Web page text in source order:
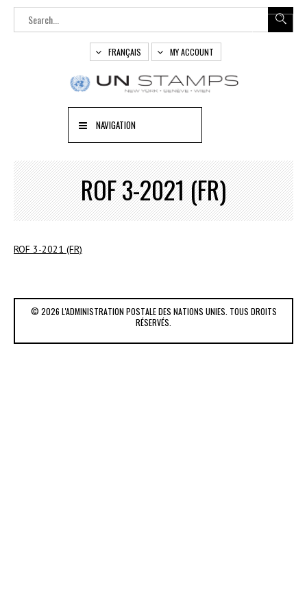
FRANÇAIS MY ACCOUNT
NAVIGATION
ROF 3-2021 (FR)
ROF 3-2021 (FR)
© 2026 L'ADMINISTRATION POSTALE DES NATIONS UNIES. TOUS DROITS
RÉSERVÉS.